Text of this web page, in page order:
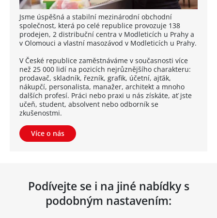
Jsme úspěšná a stabilní mezinárodní obchodní
společnost, která po celé republice provozuje 138
prodejen, 2 distribuční centra v Modleticích u Prahy a
v Olomouci a vlastní masozávod v Modleticích u Prahy.
V České republice zaměstnáváme v současnosti více
než 25 000 lidí na pozicích nejrůznějšího charakteru:
prodavač, skladník, řezník, grafik, účetní, ajťák,
nákupčí, personalista, manažer, architekt a mnoho
dalších profesí. Práci nebo praxi u nás získáte, ať jste
učeň, student, absolvent nebo odborník se
zkušenostmi.
Více o nás
Podívejte se i na jiné nabídky s
podobným nastavením: